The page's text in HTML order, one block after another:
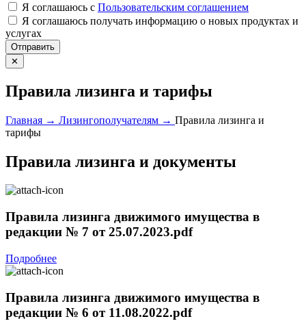
Я соглашаюсь c Пользовательским соглашением
Я соглашаюсь получать информацию о новых продуктах и
услугах
Отправить
✕
Правила лизинга и тарифы
Главная → Лизингополучателям → Правила лизинга и
тарифы
Правила лизинга и документы
Правила лизинга движимого имущества в
редакции № 7 от 25.07.2023.pdf
Подробнее
Правила лизинга движимого имущества в
редакции № 6 от 11.08.2022.pdf